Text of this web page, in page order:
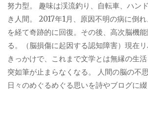
努力型。 趣味は渓流釣り、自転車、ハン
き人間。 2017年1月、原因不明の病に倒
を経て奇跡的に回復。その後、高次脳機
る。（脳損傷に起因する認知障害）現在
きっかけで、これまで文学とは無縁の生活
突如筆が止まらなくなる。 人間の脳の不
日々のめぐるめぐる思いを詩やブログに綴